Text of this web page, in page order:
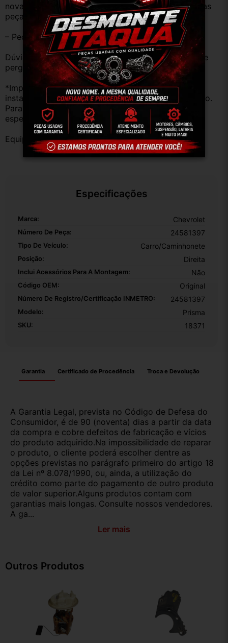
novas e sem uso. No entanto, garantimos que nossas
peças estão em BOM ESTADO e foram testadas.
– Peças são ORIGINAIS USADAS.
Dúvidas sobre uso ou aplicação, utilizar o campo de
perguntas;
*Importante: Não nos responsabilizamos por
instalações inadequadas ou uso indevido do produto.
Para evitar problemas, consulte um profissional
especializado.
Equipe DESMONTE ARUJÁ.
Especificações
Marca: Chevrolet
Número De Peça: 24581397
Tipo De Veículo: Carro/Caminhonete
Posição: Direita
Inclui Acessórios Para A Montagem: Não
Código OEM: Original
Número De Registro/certificação INMETRO: 24581397
Modelo: Prisma
SKU: 18371
Garantia Certificado de Procedência Troca e Devolução
A Garantia Legal, prevista no Código de Defesa do
Consumidor, é de 90 (noventa) dias a partir da data
da compra e cobre defeitos de fabricação e vícios
do produto adquirido.Na impossibilidade de reparar
o produto, o cliente poderá escolher dentre as
opções previstas no parágrafo primeiro do artigo 18
da Lei nº 8.078/1990, ou, ainda, a utilização do
crédito como parte do pagamento de outro produto
de valor superior.Alguns produtos contam com
garantias mais longas. Consulte nossos vendedores.
A ga...
Ler mais
Outros Produtos